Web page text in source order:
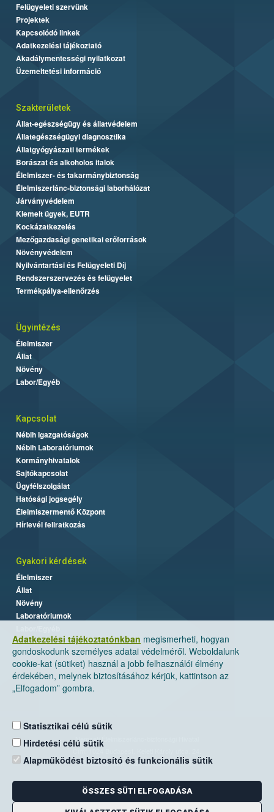
Adatkezelési tájékoztatónkban megismerheti, hogyan
gondoskodunk személyes adatai védelméről. Weboldalunk
cookie-kat (sütiket) használ a jobb felhasználói élmény
érdekében, melynek biztosításához kérjük, kattintson az
„Elfogadom” gombra.
Statisztikai célú sütik
Hirdetési célú sütik
Alapműködést biztosító és funkcionális sütik
ÖSSZES SÜTI ELFOGADÁSA
Felügyeleti szervünk
Projektek
Kapcsolódó linkek
Adatkezelési tájékoztató
Akadálymentességi nyilatkozat
Üzemeltetési információ
Szakterületek
Állat-egészségügy és állatvédelem
Állategészségügyi diagnosztika
Állatgyógyászati termékek
Borászat és alkoholos italok
Élelmiszer- és takarmánybiztonság
Élelmiszerlánc-biztonsági laborhálózat
Járványvédelem
Kiemelt ügyek, EUTR
Kockázatkezelés
Mezőgazdasági genetikai erőforrások
Növényvédelem
Nyilvántartási és Felügyeleti Díj
Rendszerszervezés és felügyelet
Termékpálya-ellenőrzés
Ügyintézés
Élelmiszer
Állat
Növény
Labor/Egyéb
Kapcsolat
Nébih Igazgatóságok
Nébih Laboratóriumok
Kormányhivatalok
Sajtókapcsolat
Ügyfélszolgálat
Hatósági jogsegély
Élelmiszermentő Központ
Hírlevél feliratkozás
Gyakori kérdések
Élelmiszer
Állat
Növény
Laboratóriumok
Nemzeti Élelmiszerlánc-biztonsági Hivatal
Levelezési cím: 1525 Budapest. Pf. 30.
E-mail:ugyfelszolgalat@nebih.gov.hu
Zöld szám: 06-80/263-244